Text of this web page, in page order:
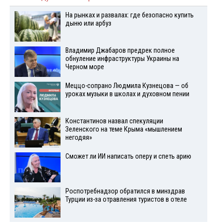
На рынках и развалах: где безопасно купить
дыню или арбуз
Владимир Джабаров предрек полное
обнуление инфраструктуры Украины на
Черном море
Меццо-сопрано Людмила Кузнецова — об
уроках музыки в школах и духовном пении
Константинов назвал спекуляции
Зеленского на теме Крыма «мышлением
негодяя»
Сможет ли ИИ написать оперу и спеть арию
Роспотребнадзор обратился в минздрав
Турции из-за отравления туристов в отеле